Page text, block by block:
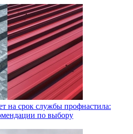
на срок службы профнастила:
по выбору